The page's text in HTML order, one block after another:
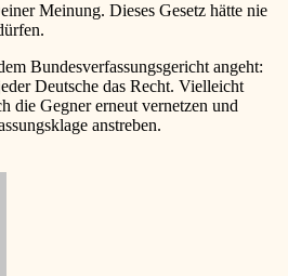
Meinung. Dieses Gesetz hätte nie
Bundesverfassungsgericht angeht:
Deutsche das Recht. Vielleicht
die Gegner erneut vernetzen und
anstreben.